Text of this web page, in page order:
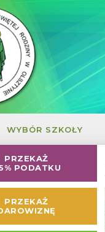
WYBÓR SZKOŁY
PRZEKAŻ
PODATKU
PRZEKAŻ